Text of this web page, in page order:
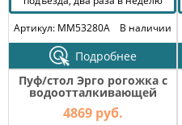
Артикул: MM53280A
В наличии
Подробнее
Пуф/стол Эрго рогожка с
водоотталкивающей
пропиткой лайм
4869 руб.
МЕБЕЛЬ
ЗЕРКАЛА
ФАБРИКИ